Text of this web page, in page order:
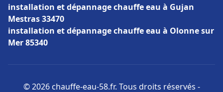
installation et dépannage chauffe eau à Gujan
Mestras 33470
installation et dépannage chauffe eau à Olonne sur
Mer 85340
© 2026 chauffe-eau-58.fr. Tous droits réservés -